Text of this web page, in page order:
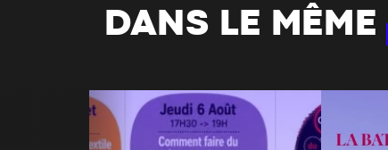
DANS LE MÊME